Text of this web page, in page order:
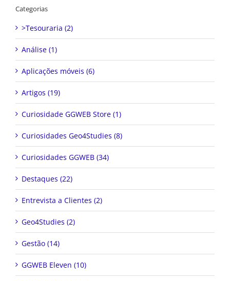
Categorias
>Tesouraria (2)
Análise (1)
Aplicações móveis (6)
Artigos (19)
Curiosidade GGWEB Store (1)
Curiosidades Geo4Studies (8)
Curiosidades GGWEB (34)
Destaques (22)
Entrevista a Clientes (2)
Geo4Studies (2)
Gestão (14)
GGWEB Eleven (10)